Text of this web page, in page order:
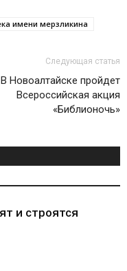
имени мерзликина
Следующая статья
В Новоалтайске пройдет
Всероссийская акция
«Библионочь»
и строятся